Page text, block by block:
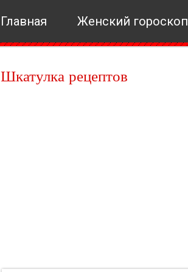
Главная Женский гороскоп
Шкатулка рецептов